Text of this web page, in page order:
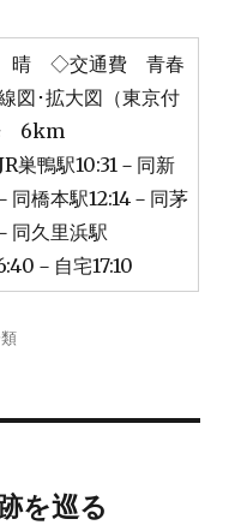
晴 ◇交通費 青春
･拡大図（東京付
6km
巣鴨駅10:31－同新
同橋本駅12:14－同茅
同久里浜駅
－自宅17:10
を巡る